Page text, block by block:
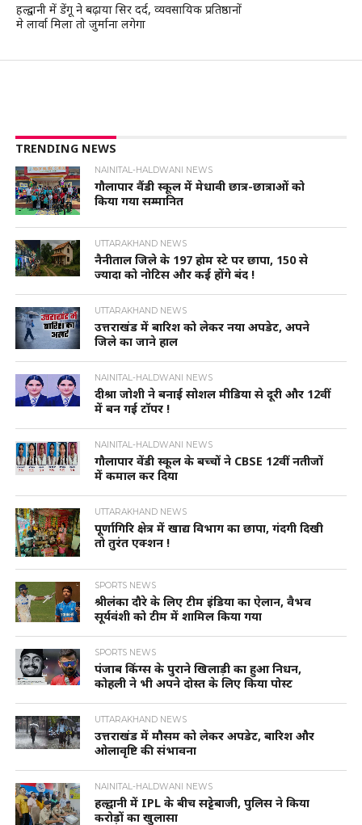
हल्द्वानी में डेंगू ने बढ़ाया सिर दर्द, व्यवसायिक प्रतिष्ठानों
मे लार्वा मिला तो जुर्माना लगेगा
TRENDING NEWS
NAINITAL-HALDWANI NEWS
गौलापार वैंडी स्कूल में मेधावी छात्र-छात्राओं को
किया गया सम्मानित
UTTARAKHAND NEWS
नैनीताल जिले के 197 होम स्टे पर छापा, 150 से
ज्यादा को नोटिस और कई होंगे बंद !
UTTARAKHAND NEWS
उत्तराखंड में बारिश को लेकर नया अपडेट, अपने
जिले का जाने हाल
NAINITAL-HALDWANI NEWS
दीश्रा जोशी ने बनाई सोशल मीडिया से दूरी और 12वीं
में बन गई टॉपर !
NAINITAL-HALDWANI NEWS
गौलापार वेंडी स्कूल के बच्चों ने CBSE 12वीं नतीजों
में कमाल कर दिया
UTTARAKHAND NEWS
पूर्णागिरि क्षेत्र में खाद्य विभाग का छापा, गंदगी दिखी
तो तुरंत एक्शन !
SPORTS NEWS
श्रीलंका दौरे के लिए टीम इंडिया का ऐलान, वैभव
सूर्यवंशी को टीम में शामिल किया गया
SPORTS NEWS
पंजाब किंग्स के पुराने खिलाड़ी का हुआ निधन,
कोहली ने भी अपने दोस्त के लिए किया पोस्ट
UTTARAKHAND NEWS
उत्तराखंड में मौसम को लेकर अपडेट, बारिश और
ओलावृष्टि की संभावना
NAINITAL-HALDWANI NEWS
हल्द्वानी में IPL के बीच सट्टेबाजी, पुलिस ने किया
करोड़ों का खुलासा